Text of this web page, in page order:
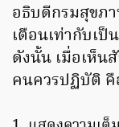
อธิบดีกรมสุขภ
เตือนเท่ากับเ
ดังนั้น เมื่อเห็น
คนควรปฏิบัติ คื